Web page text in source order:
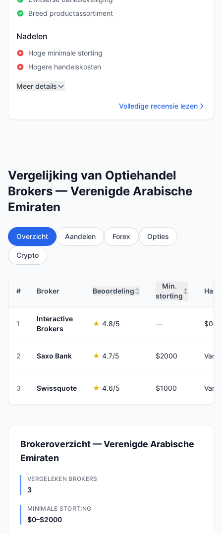
Breed productassortiment
Nadelen
Hoge minimale storting
Hogere handelskosten
Meer details
Volledige recensie lezen
Vergelijking van Optiehandel
Brokers — Verenigde Arabische
Emiraten
Overzicht Aandelen Forex Opties
Crypto
# Broker Beoordeling ↕
Min.
storting
↕
1
Interactive
Brokers
★ 4.8/5 —
2 Saxo Bank ★ 4.7/5 $2000
3 Swissquote ★ 4.6/5 $1000
Brokeroverzicht — Verenigde Arabische
Emiraten
VERGELEKEN BROKERS
3
MINIMALE STORTING
$0–$2000